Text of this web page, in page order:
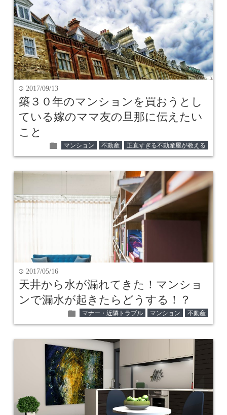
time 2017/09/13
築３０年のマンションを買おうとし
ている嫁のママ友の旦那に伝えたい
こと
folder マンション 不動産 正直すぎる不動産屋が教える
time 2017/05/16
天井から水が漏れてきた！マンショ
ンで漏水が起きたらどうする！？
folder マナー・近隣トラブル マンション 不動産